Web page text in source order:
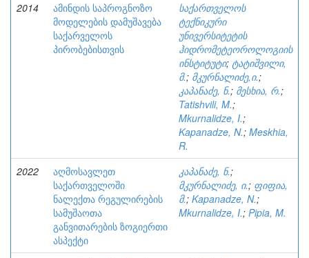
2014
ამინდის საპროგნოზო
მოდელების დამუშავება
საქარველოს
პირობებისთვის
საქართველოს
ტექნიკური
უნივერსიტეტის
ჰიდრომეტეოროლოგიის
ინსტიტუტი; ტატიშვილი,
მ.; მკურნალიძე,ი.;
კაპანაძე, ნ.; მესხია, რ.;
Tatishvili, M.;
Mkurnalidze, I.;
Kapanadze, N.; Meskhia,
R.
2022
აღმოსავლეთ
საქართველოში
ნალექთა რეგულირების
სამუშაოთა
განვითარების ზოგიერთი
ასპექტი
კაპანაძე, ნ.;
მკურნალიძე, ი.; ფიფია,
მ.; Kapanadze, N.;
Mkurnalidze, I.; Pipia, M.